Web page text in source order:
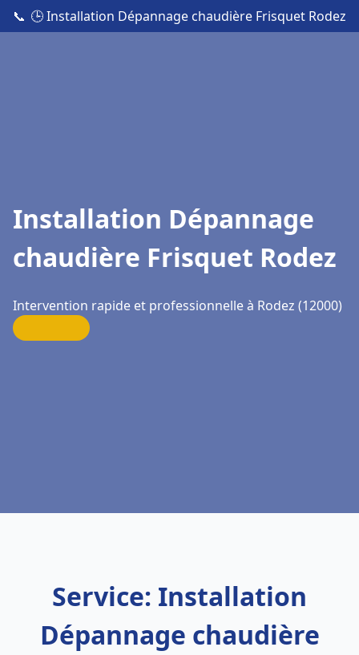
📞 🕒 Installation Dépannage chaudière Frisquet Rodez
Installation Dépannage
chaudière Frisquet Rodez
Intervention rapide et professionnelle à Rodez (12000)
Service: Installation
Dépannage chaudière